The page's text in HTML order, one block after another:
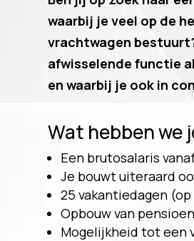
waarbij je veel op de
vrachtwagen
afwisselende functie
en waarbij je ook in
Wat hebben we
Een brutosalaris
Je bouwt uiteraard
25 vakantiedagen
Opbouw van
Mogelijkheid tot een